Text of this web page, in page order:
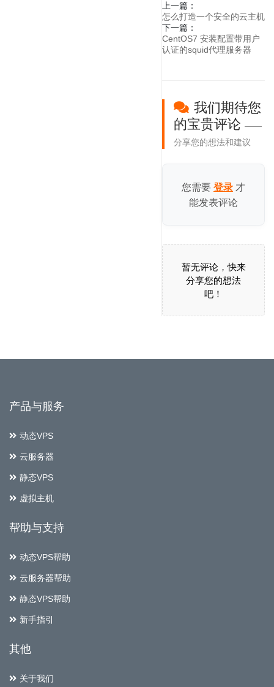
上一篇：
怎么打造一个安全的云主机
下一篇：
CentOS7 安装配置带用户
认证的squid代理服务器
我们期待您
的宝贵评论 ——
分享您的想法和建议
您需要 登录 才
能发表评论
暂无评论，快来
分享您的想法
吧！
产品与服务
动态VPS
云服务器
静态VPS
虚拟主机
帮助与支持
动态VPS帮助
云服务器帮助
静态VPS帮助
新手指引
其他
关于我们